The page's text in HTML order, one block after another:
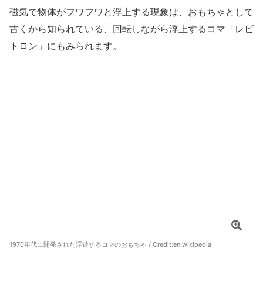
磁気で物体がフワフワと浮上する現象は、おもちゃとして
古くから知られている、回転しながら浮上するコマ「レビ
トロン」にもみられます。
1970年代に開発された浮遊するコマのおもちゃ / Credit:en.wikipedia